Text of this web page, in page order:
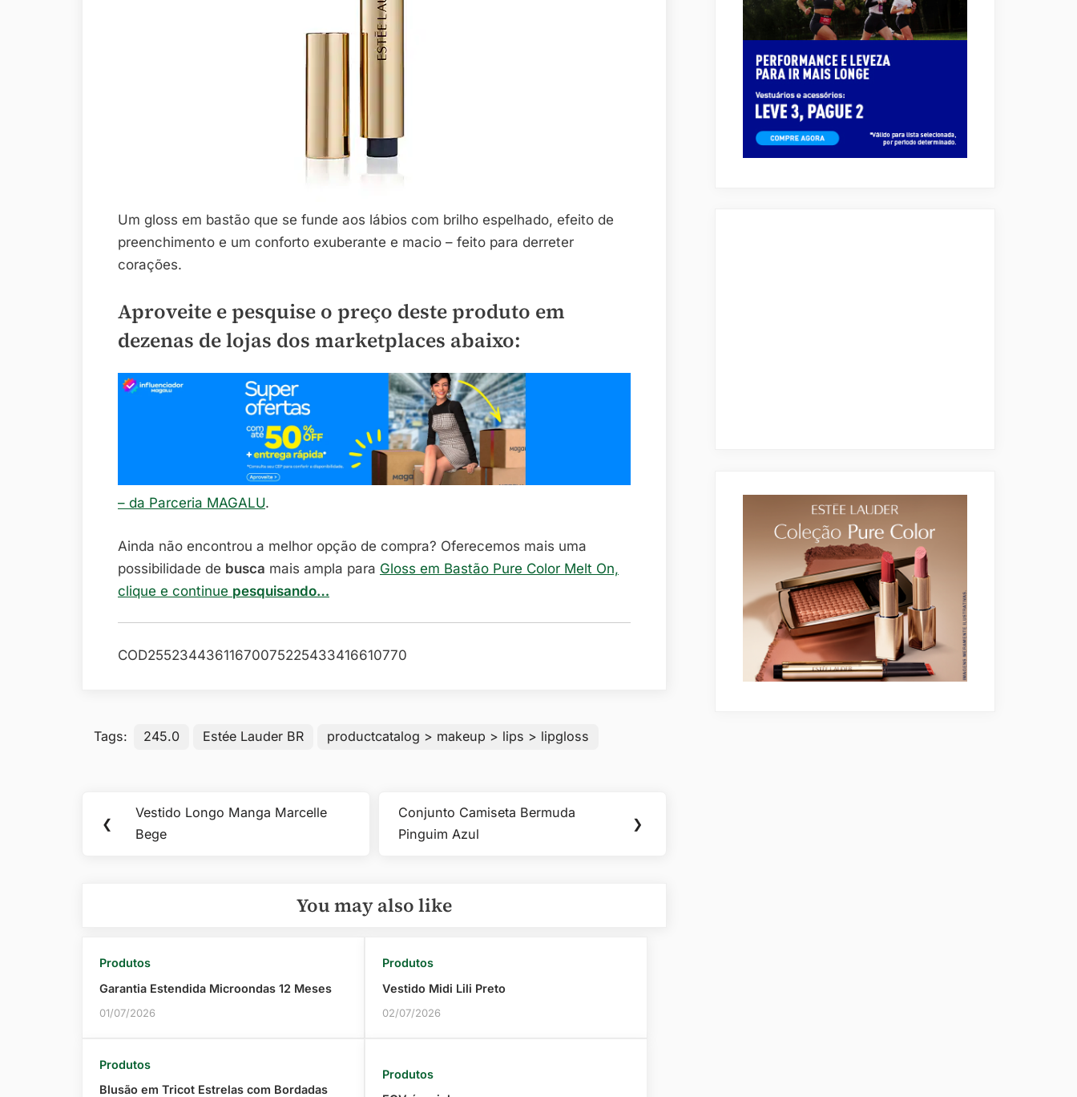
Um gloss em bastão que se funde aos lábios com brilho espelhado, efeito de
preenchimento e um conforto exuberante e macio – feito para derreter
corações.
Aproveite e pesquise o preço deste produto em
dezenas de lojas dos marketplaces abaixo:
– da Parceria MAGALU.
Ainda não encontrou a melhor opção de compra? Oferecemos mais uma
possibilidade de busca mais ampla para Gloss em Bastão Pure Color Melt On,
clique e continue pesquisando…
COD25523443611670075225433416610770
Tags: 245.0 Estée Lauder BR productcatalog > makeup > lips > lipgloss
Navegação
de
❮
Previous
Post:
Vestido Longo Manga Marcelle
Bege
Next
Post:
Conjunto Camiseta Bermuda
Pinguim Azul
❯
You may also like
Produtos
Garantia Estendida Microondas 12 Meses
01/07/2026
Produtos
Vestido Midi Lili Preto
02/07/2026
Produtos
Blusão em Tricot Estrelas com Bordadas
Produtos